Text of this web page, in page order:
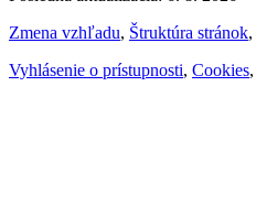
Zmena vzhľadu, Štruktúra stránok,
Vyhlásenie o prístupnosti, Cookies,